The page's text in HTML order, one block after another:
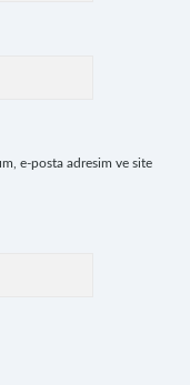
e-posta adresim ve site